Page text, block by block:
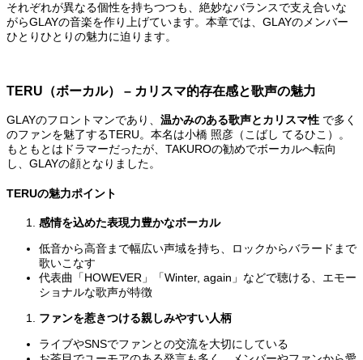
それぞれが異なる個性を持ちつつも、絶妙なバランスで支え合いな
がらGLAYの音楽を作り上げています。本章では、GLAYのメンバー
ひとりひとりの魅力に迫ります。
TERU （ボーカル） – カリスマ的存在感と歌声の魅力
GLAYのフロントマンであり、 温かみのある歌声とカリスマ性 で多く
のファンを魅了するTERU。本名は小橋 照彦（こばし てるひこ）。
もともとはドラマーだったが、TAKUROの勧めでボーカルへ転向
し、GLAYの顔となりました。
TERUの魅力ポイント
感情を込めた表現力豊かなボーカル
低音から高音まで幅広い声域を持ち、ロックからバラードまで
歌いこなす
代表曲「HOWEVER」「Winter, again」などで聴ける、エモー
ショナルな歌声が特徴
ファンを惹きつける親しみやすい人柄
ライブやSNSでファンとの交流を大切にしている